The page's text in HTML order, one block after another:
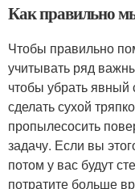
Как правильно
Чтобы правильно
учитывать ряд
чтобы убрать
сделать сухой
пропылесосить
задачу. Если вы
потом у вас будут
потратите больше